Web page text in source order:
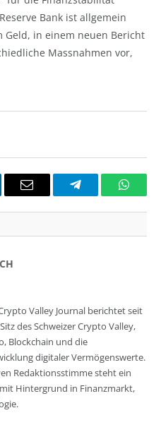
Bank ist allgemein
Geld, in einem neuen Bericht
Massnahmen vor,
Email Telegram
Valley Journal berichtet seit
des Schweizer Crypto Valley,
Blockchain und die
digitaler Vermögenswerte.
Redaktionsstimme steht ein
Hintergrund in Finanzmarkt,